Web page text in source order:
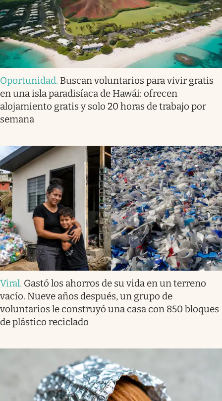
Oportunidad. Buscan voluntarios para vivir gratis
en una isla paradisíaca de Hawái: ofrecen
alojamiento gratis y solo 20 horas de trabajo por
semana
Viral. Gastó los ahorros de su vida en un terreno
vacío. Nueve años después, un grupo de
voluntarios le construyó una casa con 850 bloques
de plástico reciclado